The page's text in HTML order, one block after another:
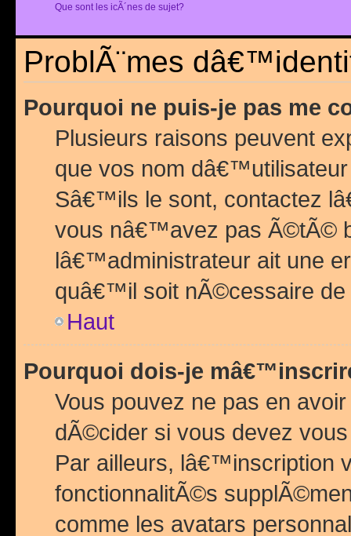
Que sont les icÃ´nes de sujet?
ProblÃ¨mes
Pourquoi ne puis-je pas me
Plusieurs raisons peuvent
que vos nom
Sâ€™ils le sont, contactez
vous nâ€™avez pas Ã©tÃ©
lâ€™administrateur ait une
quâ€™il soit nÃ©cessaire de
Haut
Pourquoi dois-je
Vous pouvez ne pas en
dÃ©cider si vous devez
Par ailleurs, lâ€™inscription
fonctionnalitÃ©s
comme les avatars